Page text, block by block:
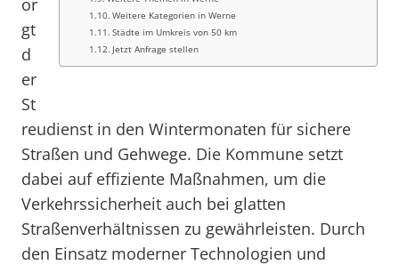
Weitere Kategorien in Werne
Städte im Umkreis von 50 km
Jetzt Anfrage stellen
or
gt
d
er
St
reudienst in den Wintermonaten für sichere
Straßen und Gehwege. Die Kommune setzt
dabei auf effiziente Maßnahmen, um die
Verkehrssicherheit auch bei glatten
Straßenverhältnissen zu gewährleisten. Durch
den Einsatz moderner Technologien und